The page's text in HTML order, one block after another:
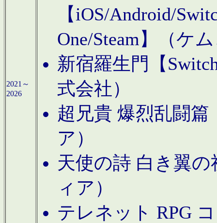
2021～
2026
【iOS/Android/
One/Steam】（ケ
新宿羅生門【
式会社）
超兄貴 爆烈乱闘篇
ア）
天使の詩 白き翼
ィア）
テレネット RPG